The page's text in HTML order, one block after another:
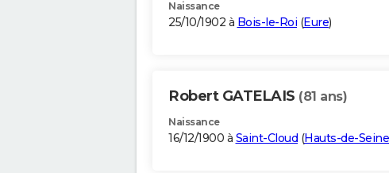
Naissance
25/10/1902 à Bois-le-Roi (Eure)
Robert GATELAIS (81 ans)
Naissance
16/12/1900 à Saint-Cloud (Hauts-de-Seine